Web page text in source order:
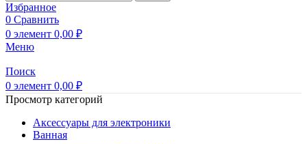
Избранное
0 Сравнить
0 элемент 0,00 ₽
Меню
Поиск
0 элемент 0,00 ₽
Просмотр категорий
Аксессуары для электроники
Ванная